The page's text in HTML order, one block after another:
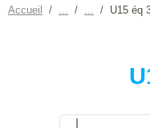
Accueil U15 éq